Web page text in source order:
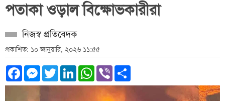
পতাকা ওড়াল বিক্ষোভকারীরা
নিজস্ব প্রতিবেদক
প্রকাশিত: ১০ জানুয়ারি, ২০২৬ ১১:৫৫
Facebook
Messenger
TwitterLinkedInWhatsApp
Viber